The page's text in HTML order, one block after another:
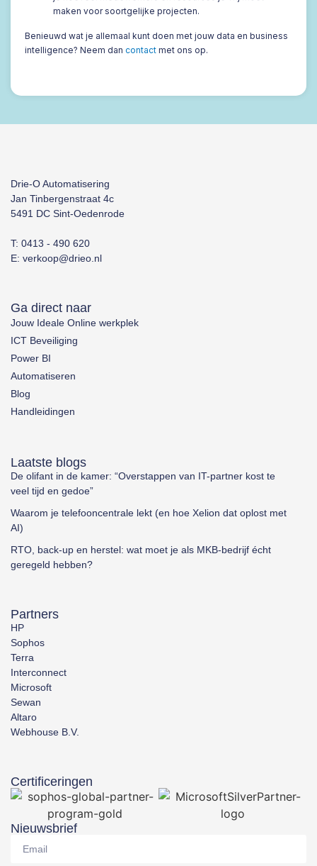
maken voor soortgelijke projecten.
Benieuwd wat je allemaal kunt doen met jouw data en business
intelligence? Neem dan contact met ons op.
Drie-O Automatisering
Jan Tinbergenstraat 4c
5491 DC Sint-Oedenrode
T: 0413 - 490 620
E: verkoop@drieo.nl
Ga direct naar
Jouw Ideale Online werkplek
ICT Beveiliging
Power BI
Automatiseren
Blog
Handleidingen
Laatste blogs
De olifant in de kamer: “Overstappen van IT-partner kost te
veel tijd en gedoe”
Waarom je telefooncentrale lekt (en hoe Xelion dat oplost met
AI)
RTO, back-up en herstel: wat moet je als MKB-bedrijf écht
geregeld hebben?
Partners
HP
Sophos
Terra
Interconnect
Microsoft
Sewan
Altaro
Webhouse B.V.
Certificeringen
Nieuwsbrief